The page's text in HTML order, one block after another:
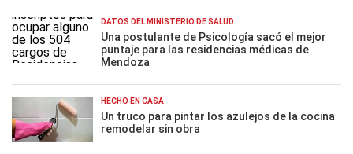
DATOS DEL MINISTERIO DE SALUD
Una postulante de Psicología sacó el mejor
puntaje para las residencias médicas de
Mendoza
HECHO EN CASA
Un truco para pintar los azulejos de la cocina
remodelar sin obra